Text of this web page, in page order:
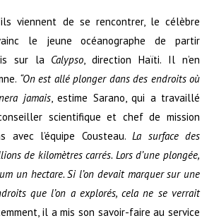
viennent de se rencontrer, le célèbre
le jeune océanographe de partir
sur la Calypso, directionHaïti. Il n’en
“On est allé plongerdans des endroits où
jamais, estime Sarano, qui a travaillé
scientifique et chef de mission
avec l’équipe Cousteau. La surface des
de kilomètres carrés. Lors d’une plongée,
un hectare. Si l’on devait marquersur une
que l’on a explorés, cela ne se verrait
il a mis son savoir-faire au service